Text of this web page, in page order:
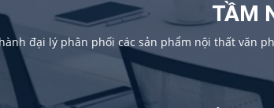
TẦM
đại lý phân phối các sản phẩm nội thất văn